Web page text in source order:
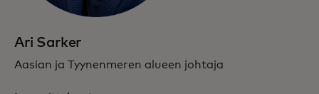
Ari Sarker
Aasian ja Tyynenmeren alueen johtaja